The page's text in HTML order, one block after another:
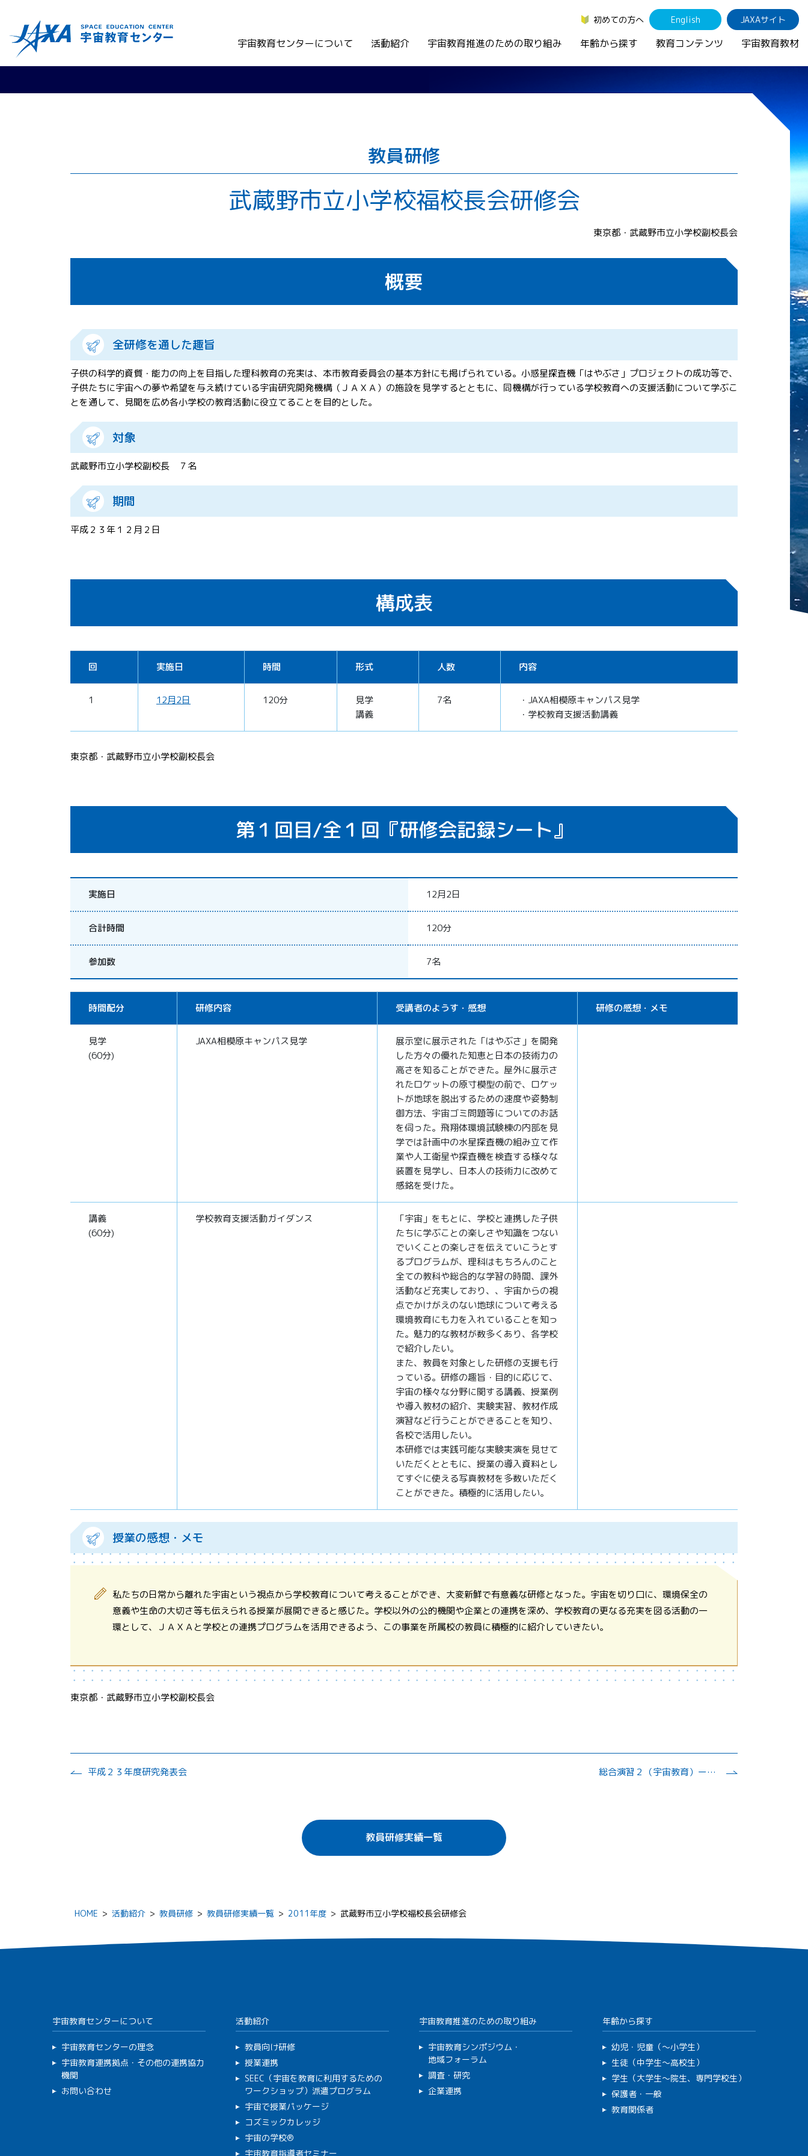
初めての方へ English JAXAサイト
宇宙教育センターについて 活動紹介 宇宙教育推進のための取り組み 年齢から探す 教育コンテンツ 宇宙教育教材
教員研修
武蔵野市立小学校福校長会研修会
東京都・武蔵野市立小学校副校長会
概要
全研修を通した趣旨
子供の科学的資質・能力の向上を目指した理科教育の充実は、本市教育委員会の基本方針にも掲げられている。小惑星探査機「はやぶさ」プロジェクトの成功等で、
子供たちに宇宙への夢や希望を与え続けている宇宙研究開発機構（ＪＡＸＡ）の施設を見学するとともに、同機構が行っている学校教育への支援活動について学ぶこ
とを通して、見聞を広め各小学校の教育活動に役立てることを目的とした。
対象
武蔵野市立小学校副校長 ７名
期間
平成２３年１２月２日
構成表
回 実施日 時間 形式 人数 内容
1 12月2日 120分
見学
講義
7名
・JAXA相模原キャンパス見学
・学校教育支援活動講義
東京都・武蔵野市立小学校副校長会
第１回目/全１回 『研修会記録シート』
実施日 12月2日
合計時間 120分
参加数 7名
時間配分 研修内容 受講者のようす・感想 研修の感想・メモ
見学
(60分)
JAXA相模原キャンパス見学
展示室に展示された「はやぶさ」を開発
した方々の優れた知恵と日本の技術力の
高さを知ることができた。屋外に展示さ
れたロケットの原寸模型の前で、ロケッ
トが地球を脱出するための速度や姿勢制
御方法、宇宙ゴミ問題等についてのお話
を伺った。飛翔体環境試験棟の内部を見
学では計画中の水星探査機の組み立て作
業や人工衛星や探査機を検査する様々な
装置を見学し、日本人の技術力に改めて
感銘を受けた。
講義
(60分)
学校教育支援活動ガイダンス
「宇宙」をもとに、学校と連携した子供
たちに学ぶことの楽しさや知識をつない
でいくことの楽しさを伝えていこうとす
るプログラムが、理科はもちろんのこと
全ての教科や総合的な学習の時間、課外
活動など充実しており、、宇宙からの視
点でかけがえのない地球について考える
環境教育にも力を入れていることを知っ
た。魅力的な教材が数多くあり、各学校
で紹介したい。
また、教員を対象とした研修の支援も行
っている。研修の趣旨・目的に応じて、
宇宙の様々な分野に関する講義、授業例
や導入教材の紹介、実験実習、教材作成
演習など行うことができることを知り、
各校で活用したい。
本研修では実践可能な実験実演を見せて
いただくとともに、授業の導入資料とし
てすぐに使える写真教材を多数いただく
ことができた。積極的に活用したい。
授業の感想・メモ
私たちの日常から離れた宇宙という視点から学校教育について考えることができ、大変新鮮で有意義な研修となった。宇宙を切り口に、環境保全の
意義や生命の大切さ等も伝えられる授業が展開できると感じた。学校以外の公的機関や企業との連携を深め、学校教育の更なる充実を図る活動の一
環として、ＪＡＸＡと学校との連携プログラムを活用できるよう、この事業を所属校の教員に積極的に紹介していきたい。
東京都・武蔵野市立小学校副校長会
平成２３年度研究発表会 総合演習２（宇宙教育）ー教員養成課程での宇宙教育
教員研修実績一覧
HOME > 活動紹介 > 教員研修 > 教員研修実績一覧 > 2011年度 > 武蔵野市立小学校福校長会研修会
宇宙教育センターについて
宇宙教育センターの理念
宇宙教育連携拠点・その他の連携協力
機関
お問い合わせ
活動紹介
教員向け研修
授業連携
SEEC（宇宙を教育に利用するための
ワークショップ）派遣プログラム
宇宙で授業パッケージ
コズミックカレッジ
宇宙の学校®
宇宙教育指導者セミナー
宇宙教育推進のための取り組み
宇宙教育シンポジウム・
地域フォーラム
調査・研究
企業連携
年齢から探す
幼児・児童（～小学生）
生徒（中学生～高校生）
学生（大学生～院生、専門学校生）
保護者・一般
教育関係者